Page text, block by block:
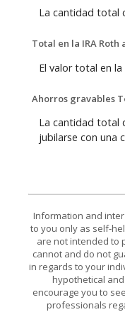
La cantidad total
Total en la IRA Roth
El valor total en la
Ahorros gravables
La cantidad total
jubilarse con una
Information and
to you only as self-
are not intended to
cannot and do not
in regards to your
hypothetical
encourage you to
professionals